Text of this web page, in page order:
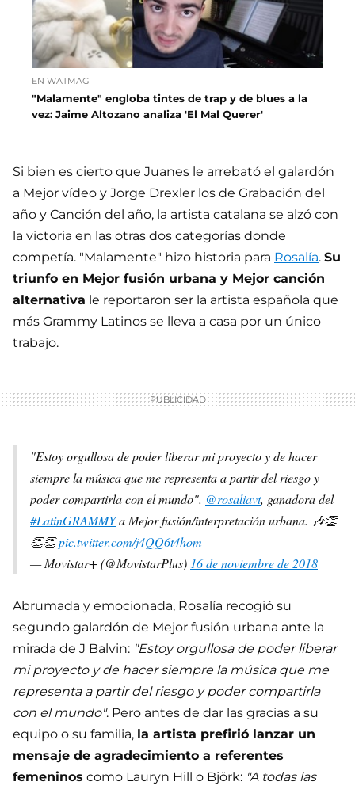
EN WATMAG
"Malamente" engloba tintes de trap y de blues a la
vez: Jaime Altozano analiza 'El Mal Querer'
Si bien es cierto que Juanes le arrebató el galardón
a Mejor vídeo y Jorge Drexler los de Grabación del
año y Canción del año, la artista catalana se alzó con
la victoria en las otras dos categorías donde
competía. "Malamente" hizo historia para Rosalía. Su
triunfo en Mejor fusión urbana y Mejor canción
alternativa le reportaron ser la artista española que
más Grammy Latinos se lleva a casa por un único
trabajo.
"Estoy orgullosa de poder liberar mi proyecto y de hacer
siempre la música que me representa a partir del riesgo y
poder compartirla con el mundo". @rosaliavt, ganadora del
#LatinGRAMMYa Mejor fusión/interpretación urbana. 🎶👏
👏👏pic.twitter.com/j4QQ6t4hom
— Movistar+ (@MovistarPlus) 16 de noviembre de 2018
Abrumada y emocionada, Rosalía recogió su
segundo galardón de Mejor fusión urbana ante la
mirada de J Balvin: "Estoy orgullosa de poder liberar
mi proyecto y de hacer siempre la música que me
representa a partir del riesgo y poder compartirla
con el mundo". Pero antes de dar las gracias a su
equipo o su familia, la artista prefirió lanzar un
mensaje de agradecimiento a referentes
femeninos como Lauryn Hill o Björk: "A todas las